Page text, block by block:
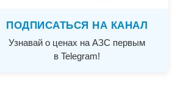
ПОДПИСАТЬСЯ НА КАНАЛ
Узнавай о ценах на АЗС первым
в Telegram!